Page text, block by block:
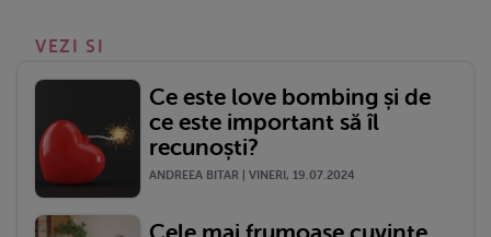
VEZI SI
Ce este love bombing și de
ce este important să îl
recunoști?
ANDREEA BITAR | VINERI, 19.07.2024